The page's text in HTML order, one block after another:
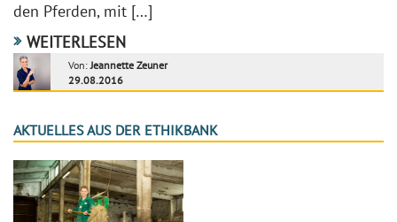
den Pferden, mit […]
WEITERLESEN
Von:Jeannette Zeuner
29.08.2016
AKTUELLES AUS DER ETHIKBANK